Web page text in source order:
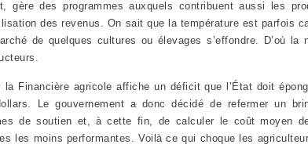
gère des programmes auxquels contribuent aussi les
des revenus. On sait que la température est parfois
de quelques cultures ou élevages s’effondre. D’où la
la Financière agricole affiche un déficit que l’État doit
Le gouvernement a donc décidé de refermer un
de soutien et, à cette fin, de calculer le coût moyen
les moins performantes. Voilà ce qui choque les